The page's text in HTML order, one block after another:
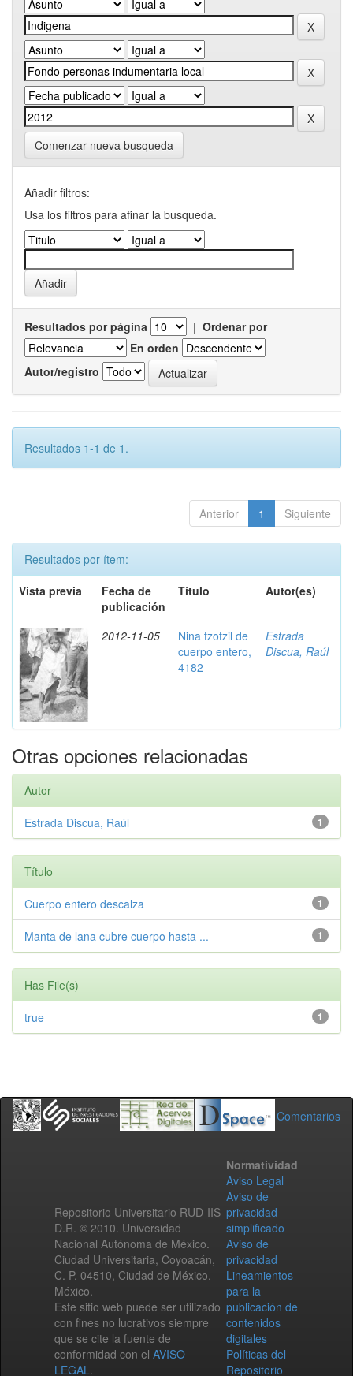
Comenzar nueva busqueda
Añadir filtros:
Usa los filtros para afinar la busqueda.
Resultados por página | Ordenar por
En orden
Autor/registro
Resultados 1-1 de 1.
Anterior 1 Siguiente
Resultados por ítem:
Vista previa
Fecha de
publicación
Título Autor(es)
2012-11-05
Nina tzotzil de
cuerpo entero,
4182
Estrada
Discua, Raúl
Otras opciones relacionadas
Autor
1
Estrada Discua, Raúl
Título
1
Cuerpo entero descalza
1
Manta de lana cubre cuerpo hasta ...
Has File(s)
1
true
Comentarios
Repositorio Universitario RUD-IIS
D.R. © 2010. Universidad
Nacional Autónoma de México.
Ciudad Universitaria, Coyoacán,
C. P. 04510, Ciudad de México,
México.
Este sitio web puede ser utilizado
con fines no lucrativos siempre
que se cite la fuente de
conformidad con el AVISO
LEGAL.
Normatividad
Aviso Legal
Aviso de
privacidad
simplificado
Aviso de
privacidad
Lineamientos
para la
publicación de
contenidos
digitales
Políticas del
Repositorio